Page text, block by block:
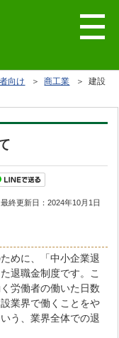
向け ＞商工業 ＞ 建設
最終更新日：2024年10月1日
めに、「中小企業退
退職金制度です。こ
労働者の働いた日数
業界で働くことをや
う、業界全体での退